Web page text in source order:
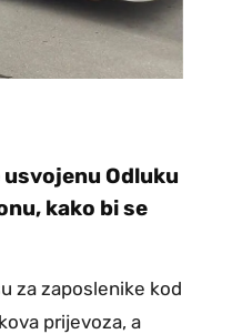
Odluku
kako bi se
za zaposlenike kod
prijevoza, a